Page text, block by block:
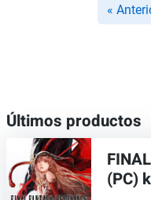
«
Últimos productos
(PC)